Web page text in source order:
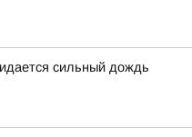
сильный дождь